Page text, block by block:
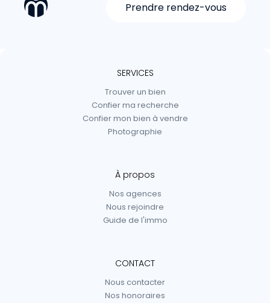
Prendre rendez-vous
SERVICES
Trouver un bien
Confier ma recherche
Confier mon bien à vendre
Photographie
À propos
Nos agences
Nous rejoindre
Guide de l'immo
CONTACT
Nous contacter
Nos honoraires